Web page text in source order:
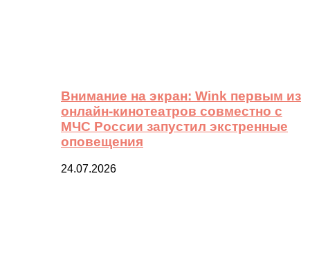
Внимание на экран: Wink первым из
онлайн-кинотеатров совместно с
МЧС России запустил экстренные
оповещения
24.07.2026